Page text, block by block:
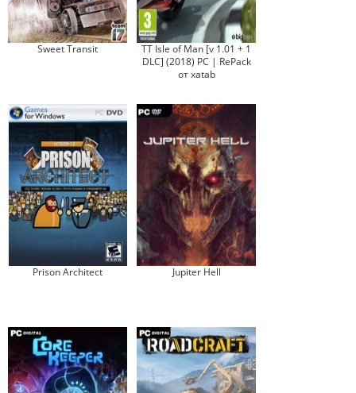
Sweet Transit
TT Isle of Man [v 1.01 + 1
DLC] (2018) PC | RePack
от xatab
Prison Architect Jupiter Hell